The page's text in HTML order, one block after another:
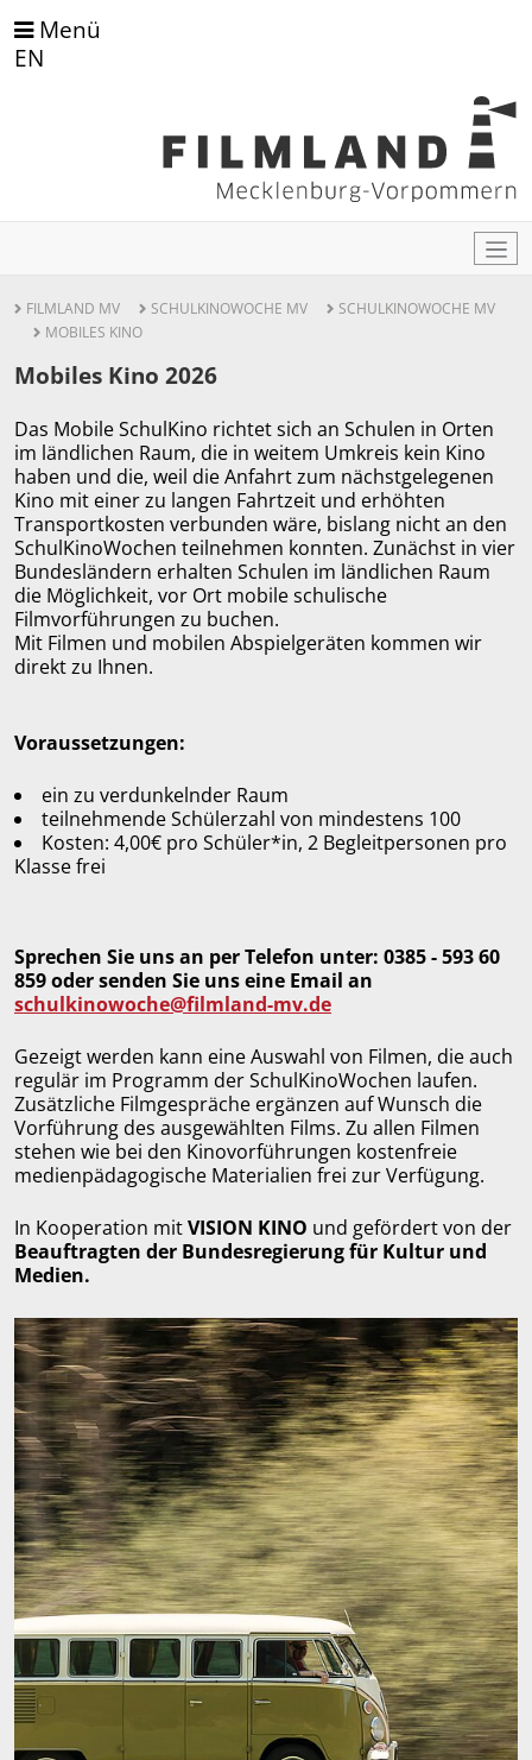
Menü
EN
FILMLAND MV SCHULKINOWOCHE MV
SCHULKINOWOCHE MV
MOBILES KINO
Mobiles Kino 2026
Das Mobile SchulKino richtet sich an Schulen in Orten
im ländlichen Raum, die in weitem Umkreis kein Kino
haben und die, weil die Anfahrt zum nächstgelegenen
Kino mit einer zu langen Fahrtzeit und erhöhten
Transportkosten verbunden wäre, bislang nicht an den
SchulKinoWochen teilnehmen konnten. Zunächst in vier
Bundesländern erhalten Schulen im ländlichen Raum
die Möglichkeit, vor Ort mobile schulische
Filmvorführungen zu buchen.
Mit Filmen und mobilen Abspielgeräten kommen wir
direkt zu Ihnen.
Voraussetzungen:
ein zu verdunkelnder Raum
teilnehmende Schülerzahl von mindestens 100
Kosten: 4,00€ pro Schüler*in, 2 Begleitpersonen pro
Klasse frei
Sprechen Sie uns an per Telefon unter: 0385 - 593 60
859 oder senden Sie uns eine Email an
schulkinowoche@filmland-mv.de
Gezeigt werden kann eine Auswahl von Filmen, die auch
regulär im Programm der SchulKinoWochen laufen.
Zusätzliche Filmgespräche ergänzen auf Wunsch die
Vorführung des ausgewählten Films. Zu allen Filmen
stehen wie bei den Kinovorführungen kostenfreie
medienpädagogische Materialien frei zur Verfügung.
In Kooperation mitVISION KINO und gefördert von der
Beauftragten der Bundesregierung für Kultur und
Medien.